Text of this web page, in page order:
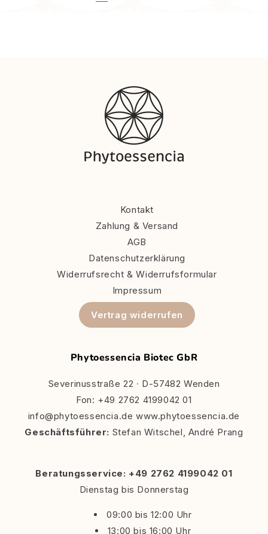
Kontakt
Zahlung & Versand
AGB
Datenschutzerklärung
Widerrufsrecht & Widerrufsformular
Impressum
Vertrag widerrufen
Phytoessencia Biotec GbR
Severinusstraße 22 ∙ D-57482 Wenden
Fon: +49 2762 4199042 01
info@phytoessencia.de www.phytoessencia.de
Geschäftsführer: Stefan Witschel, André Prang
Beratungsservice: +49 2762 4199042 01
Dienstag bis Donnerstag
09:00 bis 12:00 Uhr
13:00 bis 16:00 Uhr